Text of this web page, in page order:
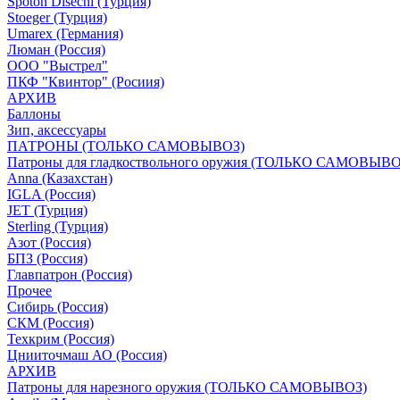
Stoeger (Турция)
Umarex (Германия)
Люман (Россия)
ООО "Выстрел"
ПКФ "Квинтор" (Росиия)
АРХИВ
Баллоны
Зип, аксессуары
ПАТРОНЫ (ТОЛЬКО САМОВЫВОЗ)
Патроны для гладкоствольного оружия (ТОЛЬКО
Anna (Казахстан)
IGLA (Россия)
JET (Турция)
Sterling (Турция)
Азот (Россия)
БПЗ (Россия)
Главпатрон (Россия)
Прочее
Сибирь (Россия)
СКМ (Россия)
Техкрим (Россия)
Цнииточмаш АО (Россия)
АРХИВ
Патроны для нарезного оружия (ТОЛЬКО САМОВЫВОЗ)